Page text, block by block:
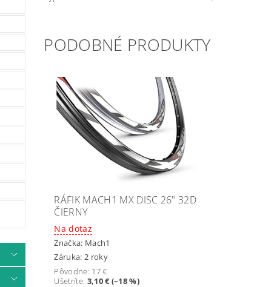
PODOBNÉ PRODUKTY
RÁFIK MACH1 MX DISC 26" 32D
ČIERNY
Na dotaz
Značka: Mach1
Záruka: 2 roky
Pôvodne: 17 €
Ušetríte: 3,10 € (–18 %)